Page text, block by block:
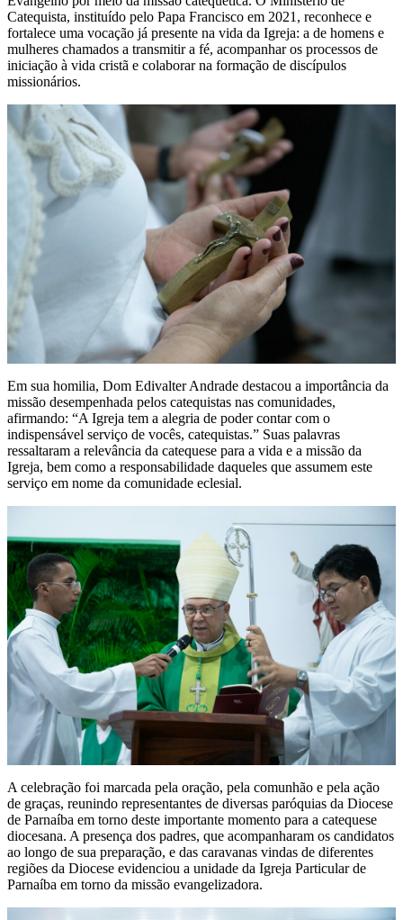
Catequista, instituído pelo Papa Francisco em 2021, reconhece e
fortalece uma vocação já presente na vida da Igreja: a de homens e
mulheres chamados a transmitir a fé, acompanhar os processos de
iniciação à vida cristã e colaborar na formação de discípulos
missionários.
Em sua homilia, Dom Edivalter Andrade destacou a importância da
missão desempenhada pelos catequistas nas comunidades,
afirmando: “A Igreja tem a alegria de poder contar com o
indispensável serviço de vocês, catequistas.” Suas palavras
ressaltaram a relevância da catequese para a vida e a missão da
Igreja, bem como a responsabilidade daqueles que assumem este
serviço em nome da comunidade eclesial.
A celebração foi marcada pela oração, pela comunhão e pela ação
de graças, reunindo representantes de diversas paróquias da Diocese
de Parnaíba em torno deste importante momento para a catequese
diocesana. A presença dos padres, que acompanharam os candidatos
ao longo de sua preparação, e das caravanas vindas de diferentes
regiões da Diocese evidenciou a unidade da Igreja Particular de
Parnaíba em torno da missão evangelizadora.